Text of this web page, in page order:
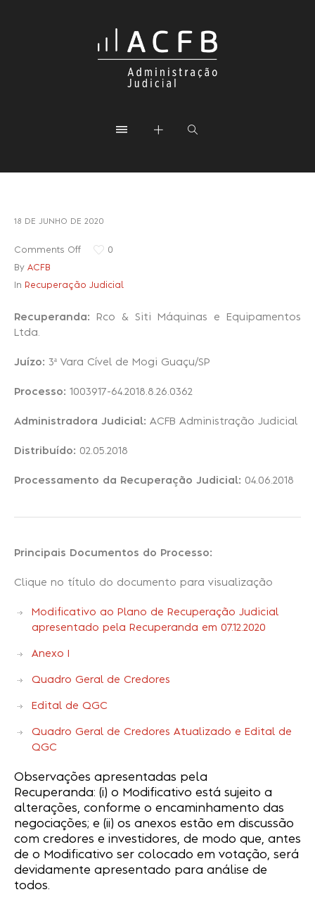
Recuperação Judicial
18 DE JUNHO DE 2020
Comments Off 0
By ACFB
In Recuperação Judicial
Recuperanda: Rco & Siti Máquinas e Equipamentos
Ltda.
Juízo: 3ª Vara Cível de Mogi Guaçu/SP
Processo: 1003917-64.2018.8.26.0362
Administradora Judicial: ACFB Administração Judicial
Distribuído: 02.05.2018
Processamento da Recuperação Judicial: 04.06.2018
Principais Documentos do Processo:
Clique no título do documento para visualização
Modificativo ao Plano de Recuperação Judicial
apresentado pela Recuperanda em 07.12.2020
Anexo I
Quadro Geral de Credores
Edital de QGC
Quadro Geral de Credores Atualizado e Edital de
QGC
Observações apresentadas pela
Recuperanda: (i) o Modificativo está sujeito a
alterações, conforme o encaminhamento das
negociações; e (ii) os anexos estão em discussão
com credores e investidores, de modo que, antes
de o Modificativo ser colocado em votação, será
devidamente apresentado para análise de
todos.